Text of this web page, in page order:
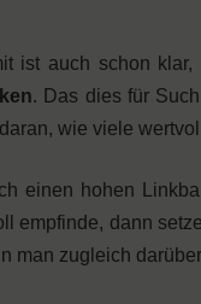
ist auch schon klar,
. Das dies für
wie viele
einen hohen
empfinde, dann
man zugleich